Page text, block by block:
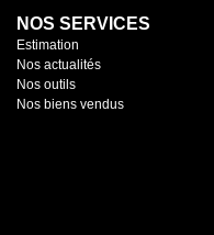
NOS SERVICES
Estimation
Nos actualités
Nos outils
Nos biens vendus